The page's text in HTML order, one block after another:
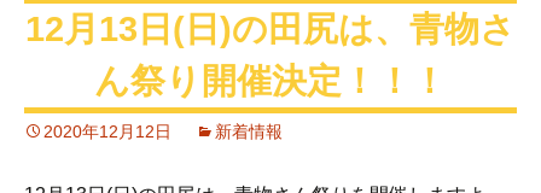
12月13日(日)の田尻は、青物さ
ん祭り開催決定！！！
2020年12月12日 新着情報